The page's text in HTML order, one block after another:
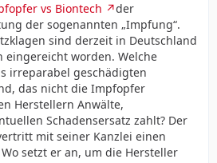
vs Biontech
der
der sogenannten „Impfung“.
sind derzeit in Deutschland
eingereicht worden. Welche
irreparabel geschädigten
das nicht die Impfopfer
Herstellern Anwälte,
Schadensersatz zahlt? Der
mit seiner Kanzlei einen
setzt er an, um die Hersteller